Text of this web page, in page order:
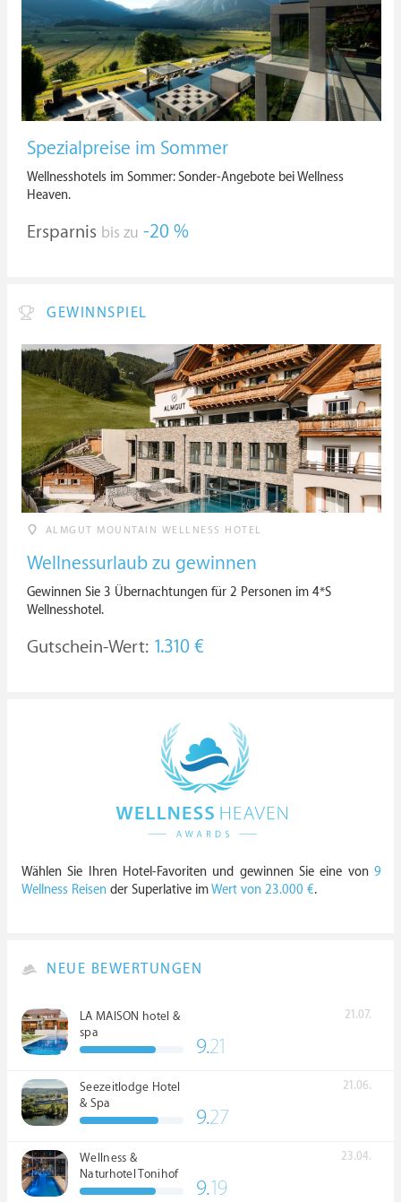
Spezialpreise im Sommer
Wellnesshotels im Sommer: Sonder-Angebote bei Wellness
Heaven.
Ersparnis bis zu -20 %
GEWINNSPIEL
ALMGUT MOUNTAIN WELLNESS HOTEL
Wellnessurlaub zu gewinnen
Gewinnen Sie 3 Übernachtungen für 2 Personen im 4*S
Wellnesshotel.
Gutschein-Wert: 1.310 €
Wählen Sie Ihren Hotel-Favoriten und gewinnen Sie eine von 9
Wellness Reisen der Superlative imWert von 23.000 €.
NEUE BEWERTUNGEN
LA MAISON hotel &
spa
21.07.
9.21
Seezeitlodge Hotel
& Spa
21.06.
9.27
Wellness &
Naturhotel Tonihof
****S
23.04.
9.19